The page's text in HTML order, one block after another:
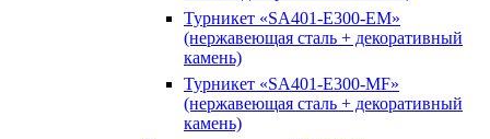
Турникет «SA401-E300-EM»
(нержавеющая сталь + декоративный
камень)
Турникет «SA401-E300-MF»
(нержавеющая сталь + декоративный
камень)